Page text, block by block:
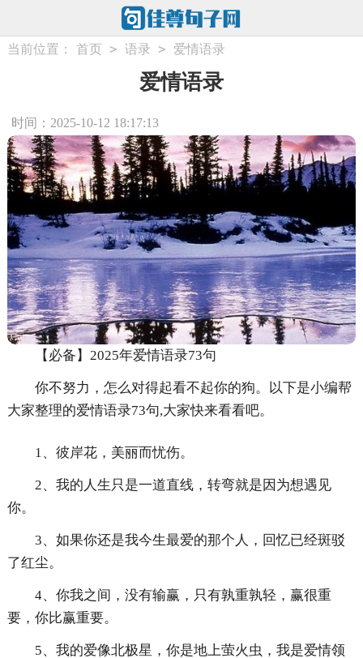
当前位置： 首页 > 语录 > 爱情语录
爱情语录
时间：2025-10-12 18:17:13
【必备】2025年爱情语录73句
你不努力，怎么对得起看不起你的狗。以下是小编帮
大家整理的爱情语录73句,大家快来看看吧。
1、彼岸花，美丽而忧伤。
2、我的人生只是一道直线，转弯就是因为想遇见
你。
3、如果你还是我今生最爱的那个人，回忆已经斑驳
了红尘。
4、你我之间，没有输赢，只有孰重孰轻，赢很重
要，你比赢重要。
5、我的爱像北极星，你是地上萤火虫，我是爱情领